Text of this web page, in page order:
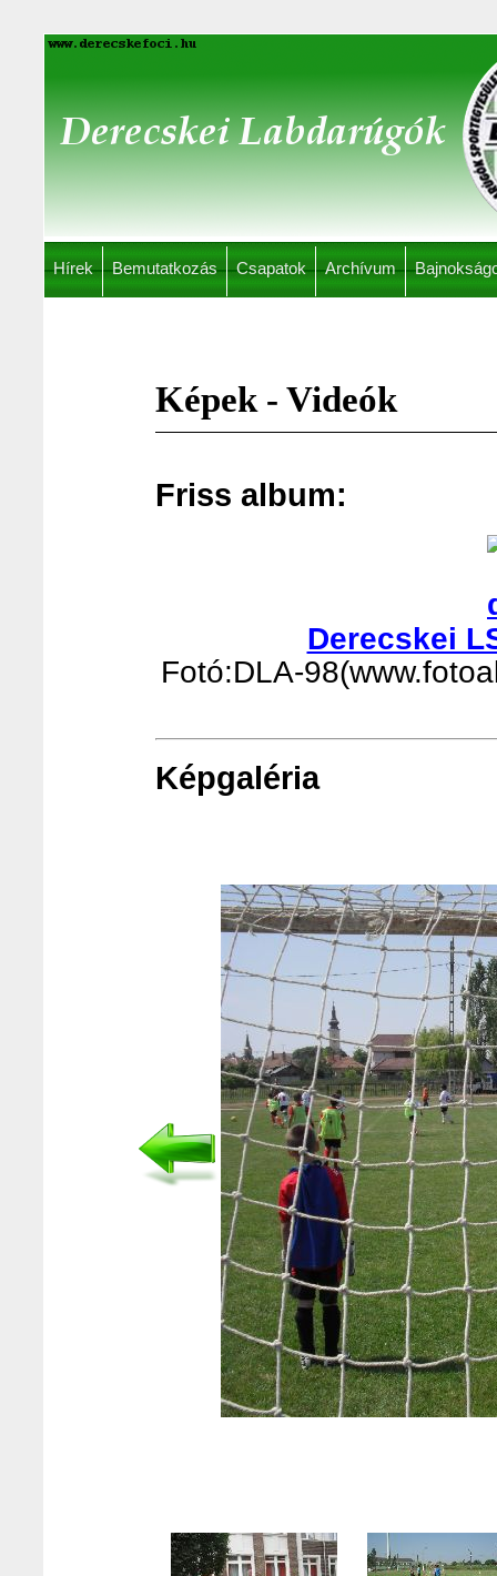
Hírek Bemutatkozás Csapatok Archívum
Képek - Videók
Friss album:
Derecskei
Fotó:DLA-
Képgaléria